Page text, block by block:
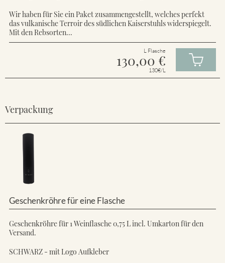
Wir haben für Sie ein Paket zusammengestellt, welches perfekt
das vulkanische Terroir des südlichen Kaiserstuhls widerspiegelt.
Mit den Rebsorten...
L Flasche
130,00 €
130€/L
Verpackung
Geschenkröhre für eine Flasche
Geschenkröhre für 1 Weinflasche 0,75 L incl. Umkarton für den
Versand.
SCHWARZ - mit Logo Aufkleber